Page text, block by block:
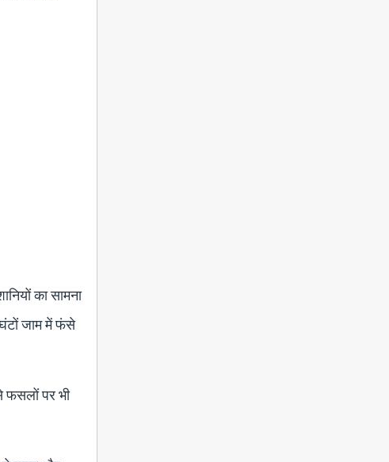
का सामना
घंटों जाम में फंसे
फसलों पर भी